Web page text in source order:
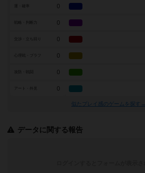
0
戦略・判断力 0
0
0
0
アート・外見 0
似たプレイ感のゲームを探す→
データに関する報告